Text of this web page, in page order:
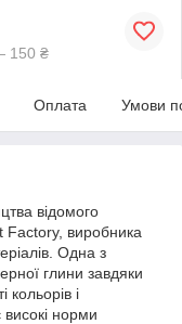
150 ₴
Оплата Умови
відомого
Factory, виробника
Одна з
глини завдяки
кольорів і
норми